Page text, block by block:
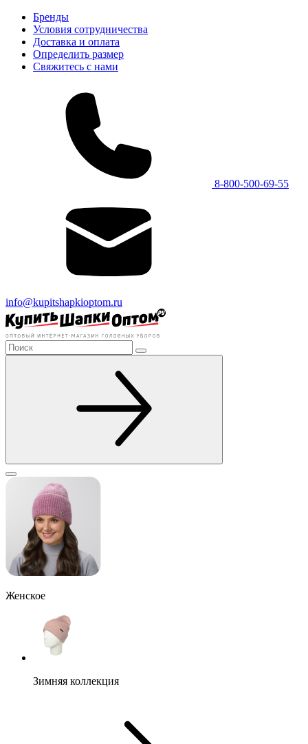
Бренды
Условия сотрудничества
Доставка и оплата
Определить размер
Свяжитесь с нами
8-800-500-69-55
info@kupitshapkioptom.ru
Женское
Зимняя коллекция